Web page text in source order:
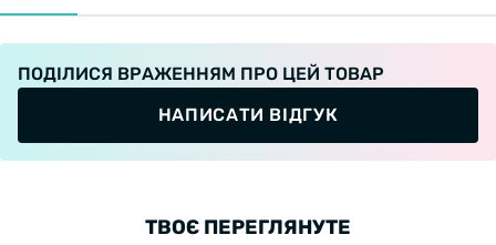
ПОДІЛИСЯ ВРАЖЕННЯМ ПРО ЦЕЙ ТОВАР
НАПИСАТИ ВІДГУК
ТВОЄ ПЕРЕГЛЯНУТЕ